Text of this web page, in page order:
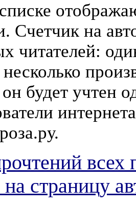
Счетчик на
читателей:
будет учтен
всех
на страницу